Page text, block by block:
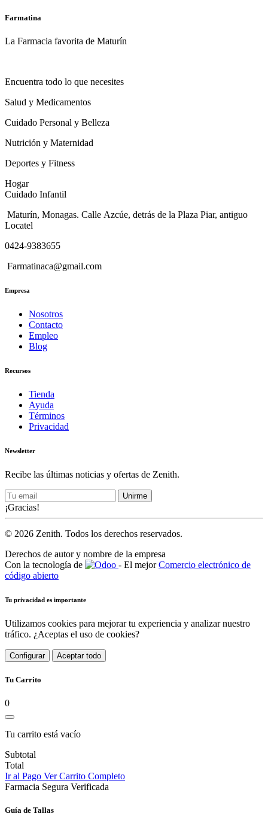
Farmatina
La Farmacia favorita de Maturín
Encuentra todo lo que necesites
Salud y Medicamentos
Cuidado Personal y Belleza
Nutrición y Maternidad
Deportes y Fitness
Hogar
Cuidado Infantil
Maturín, Monagas. Calle Azcúe, detrás de la Plaza Piar, antiguo
Locatel
0424-9383655
Farmatinaca@gmail.com
Empresa
Nosotros
Contacto
Empleo
Blog
Recursos
Tienda
Ayuda
Términos
Privacidad
Newsletter
Recibe las últimas noticias y ofertas de Zenith.
Unirme
¡Gracias!
© 2026 Zenith. Todos los derechos reservados.
Derechos de autor y nombre de la empresa
Con la tecnología de
- El mejorComercio electrónico de
código abierto
Tu privacidad es importante
Utilizamos cookies para mejorar tu experiencia y analizar nuestro
tráfico. ¿Aceptas el uso de cookies?
Configurar Aceptar todo
Tu Carrito
0
Tu carrito está vacío
Subtotal
Total
Ir al Pago Ver Carrito Completo
Farmacia Segura Verificada
Guía de Tallas